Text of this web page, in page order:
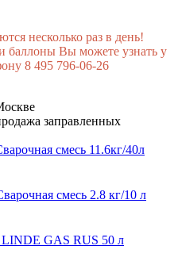
несколько раз в день!
баллоны Вы можете узнать у
8 495 796-06-26
заправленных
смесь 11.6кг/40л
смесь 2.8 кг/10 л